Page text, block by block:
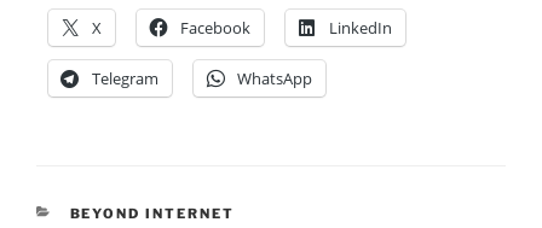
X Facebook LinkedIn
Telegram WhatsApp
CATEGORIES
BEYOND INTERNET